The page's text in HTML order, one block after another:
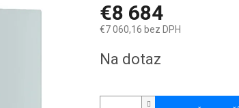
€8 684
€7 060,16 bez DPH
cena:
Na dotaz